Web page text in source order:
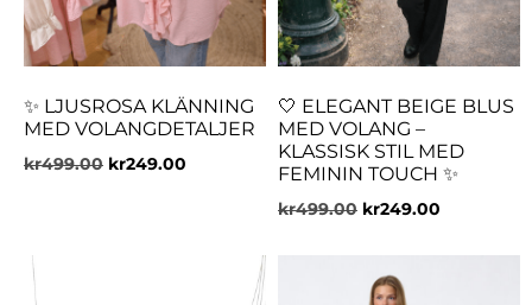
✨ LJUSROSA KLÄNNING
MED VOLANGDETALJER
kr499.00 kr249.00
🤍 ELEGANT BEIGE BLUS
MED VOLANG –
KLASSISK STIL MED
FEMININ TOUCH ✨
kr499.00 kr249.00